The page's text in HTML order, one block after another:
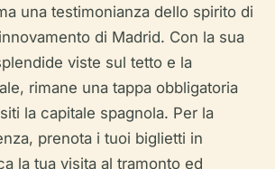
una testimonianza dello spirito di
di Madrid. Con la sua
viste sul tetto e la
rimane una tappa obbligatoria
la capitale spagnola. Per la
prenota i tuoi biglietti in
la tua visita al tramonto ed